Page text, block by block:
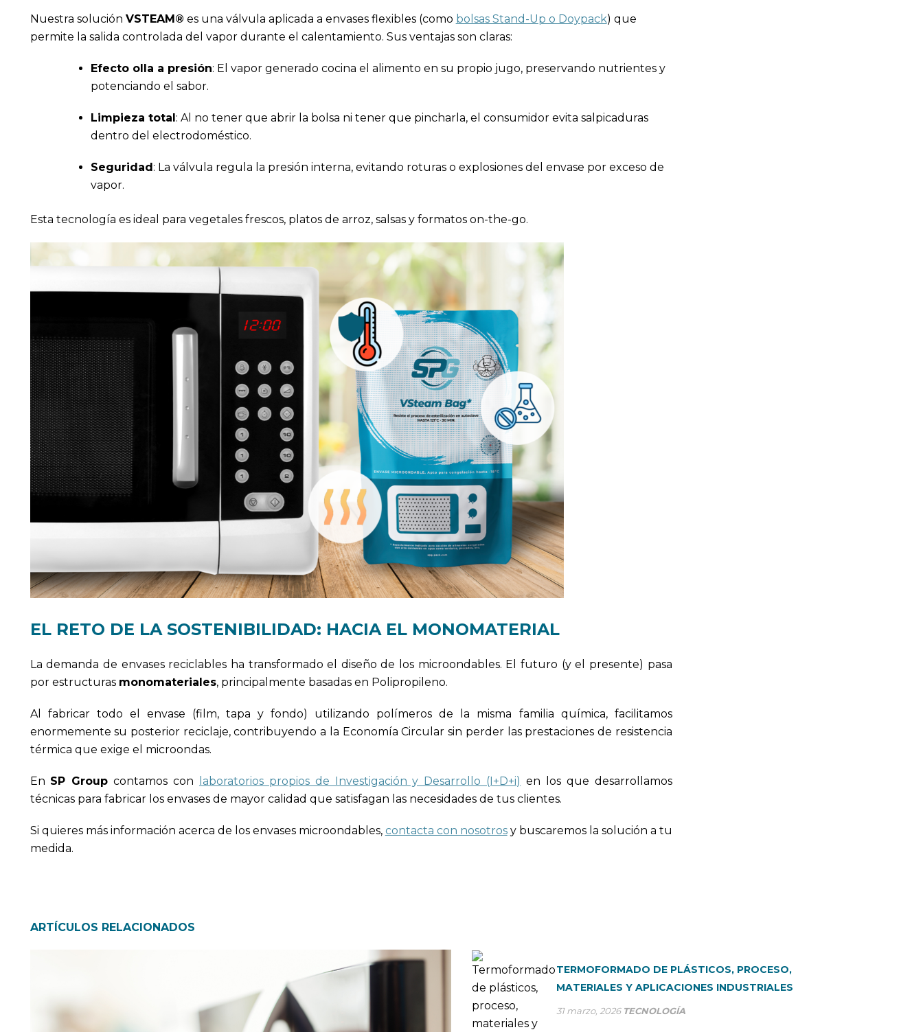
Nuestra solución VSTEAM® es una válvula aplicada a envases flexibles (como bolsas Stand-Up o Doypack) que
permite la salida controlada del vapor durante el calentamiento. Sus ventajas son claras:
Efecto olla a presión: El vapor generado cocina el alimento en su propio jugo, preservando nutrientes y
potenciando el sabor.
Limpieza total: Al no tener que abrir la bolsa ni tener que pincharla, el consumidor evita salpicaduras
dentro del electrodoméstico.
Seguridad: La válvula regula la presión interna, evitando roturas o explosiones del envase por exceso de
vapor.
Esta tecnología es ideal para vegetales frescos, platos de arroz, salsas y formatos on-the-go.
EL RETO DE LA SOSTENIBILIDAD: HACIA EL MONOMATERIAL
La demanda de envases reciclables ha transformado el diseño de los microondables. El futuro (y el presente) pasa
por estructuras monomateriales, principalmente basadas en Polipropileno.
Al fabricar todo el envase (film, tapa y fondo) utilizando polímeros de la misma familia química, facilitamos
enormemente su posterior reciclaje, contribuyendo a la Economía Circular sin perder las prestaciones de resistencia
térmica que exige el microondas.
En SP Group contamos con laboratorios propios de Investigación y Desarrollo (I+D+i) en los que desarrollamos
técnicas para fabricar los envases de mayor calidad que satisfagan las necesidades de tus clientes.
Si quieres más información acerca de los envases microondables, contacta con nosotrosy buscaremos la solución a tu
medida.
ARTÍCULOS RELACIONADOS
TERMOFORMADO DE PLÁSTICOS, PROCESO,
MATERIALES Y APLICACIONES INDUSTRIALES
31 marzo, 2026 TECNOLOGÍA